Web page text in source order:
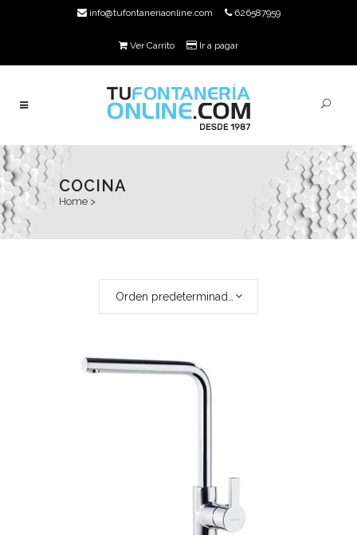
info@tufontaneriaonline.com 626587959
Ver Carrito Ir a pagar
COCINA
Home >